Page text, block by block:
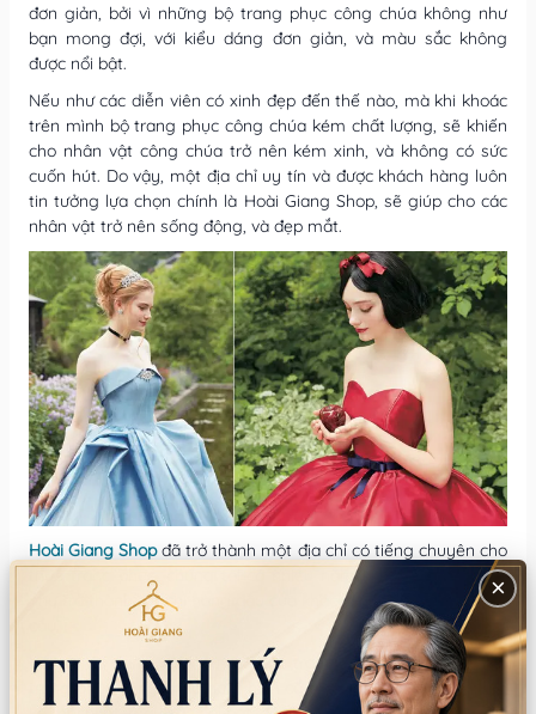
đơn giản, bởi vì những bộ trang phục công chúa không như
bạn mong đợi, với kiểu dáng đơn giản, và màu sắc không
được nổi bật.
Nếu như các diễn viên có xinh đẹp đến thế nào, mà khi khoác
trên mình bộ trang phục công chúa kém chất lượng, sẽ khiến
cho nhân vật công chúa trở nên kém xinh, và không có sức
cuốn hút. Do vậy, một địa chỉ uy tín và được khách hàng luôn
tin tưởng lựa chọn chính là Hoài Giang Shop, sẽ giúp cho các
nhân vật trở nên sống động, và đẹp mắt.
Hoài Giang Shopđã trở thành một địa chỉ có tiếng chuyên cho
thuê trang phục, chúng tôi có nhiều năm kinh nghiệm, cũng
như trở thành địa chỉ hàng đầu của khách hàng mỗi khi có nhu
Với sự đa dạng về mẫu mã các trang phục, nhất là các bộ
trang phục công chúa hoạt hình cổ tích, cùng với những thiết
×